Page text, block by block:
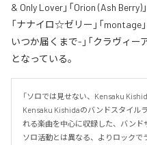
& Only Lover」「Orion (Ash Berry)」
「ナナイロ☆ゼリー」「montage
いつか届くまで-」「クラヴィ
となっている。
「ソロでは見せない、Kensaku
Kensaku Kishidaのバンドスタイル
れる楽曲を中心に収録した、バンド
ソロ活動とは異なる、よりロックで